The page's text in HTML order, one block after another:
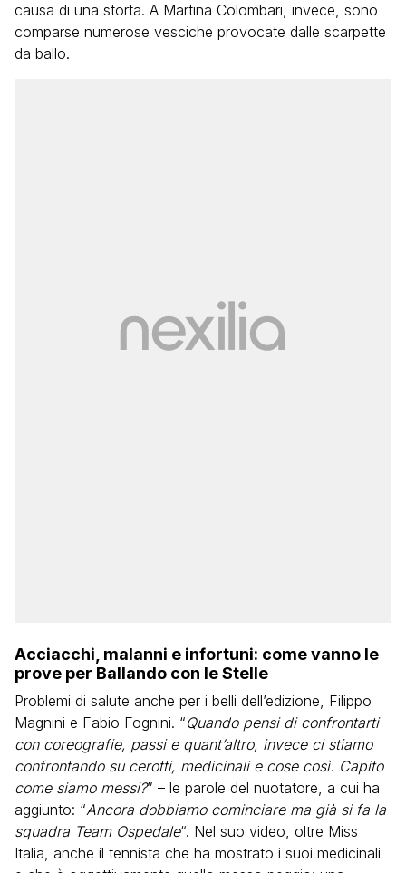
causa di una storta. A Martina Colombari, invece, sono
comparse numerose vesciche provocate dalle scarpette
da ballo.
Acciacchi, malanni e infortuni: come vanno le
prove per Ballando con le Stelle
Problemi di salute anche per i belli dell’edizione, Filippo
Magnini e Fabio Fognini. “Quando pensi di confrontarti
con coreografie, passi e quant’altro, invece ci stiamo
confrontando su cerotti, medicinali e cose così. Capito
come siamo messi?” – le parole del nuotatore, a cui ha
aggiunto: “Ancora dobbiamo cominciare ma già si fa la
squadra Team Ospedale“. Nel suo video, oltre Miss
Italia, anche il tennista che ha mostrato i suoi medicinali